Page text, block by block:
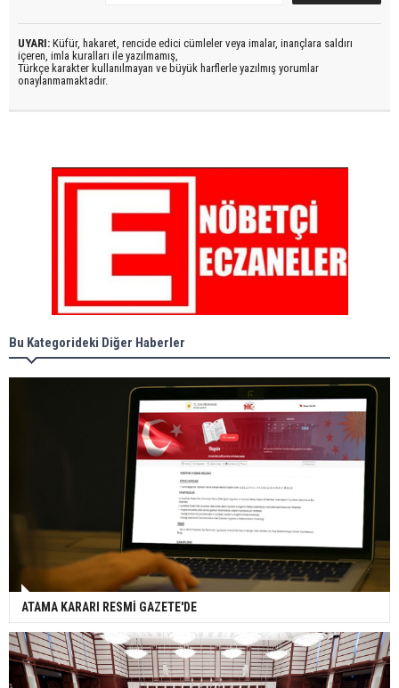
UYARI: Küfür, hakaret, rencide edici cümleler veya imalar, inançlara saldırı
içeren, imla kuralları ile yazılmamış,
Türkçe karakter kullanılmayan ve büyük harflerle yazılmış yorumlar
onaylanmamaktadır.
Bu Kategorideki Diğer Haberler
ATAMA KARARI RESMİ GAZETE'DE